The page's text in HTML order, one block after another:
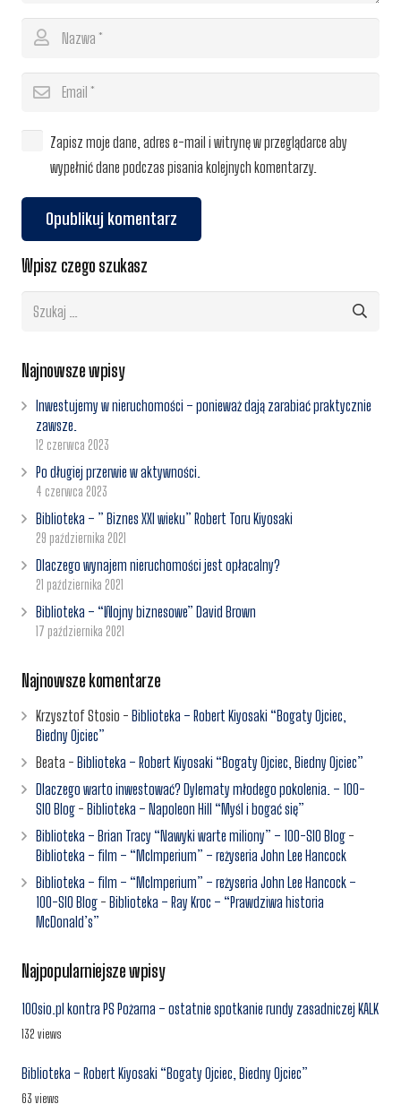
Zapisz moje dane, adres e-mail i witrynę w przeglądarce aby
wypełnić dane podczas pisania kolejnych komentarzy.
Opublikuj komentarz
Wpisz czego szukasz
Szukaj:
Najnowsze wpisy
Inwestujemy w nieruchomości – ponieważ dają zarabiać praktycznie
zawsze.
12 czerwca 2023
Po długiej przerwie w aktywności.
4 czerwca 2023
Biblioteka – ” Biznes XXI wieku” Robert Toru Kiyosaki
29 października 2021
Dlaczego wynajem nieruchomości jest opłacalny?
21 października 2021
Biblioteka – “Wojny biznesowe” David Brown
17 października 2021
Najnowsze komentarze
Krzysztof Stosio - Biblioteka – Robert Kiyosaki “Bogaty Ojciec,
Biedny Ojciec”
Beata - Biblioteka – Robert Kiyosaki “Bogaty Ojciec, Biedny Ojciec”
Dlaczego warto inwestować? Dylematy młodego pokolenia. – 100-
SIO Blog - Biblioteka – Napoleon Hill “Myśl i bogać się”
Biblioteka – Brian Tracy “Nawyki warte miliony” – 100-SIO Blog -
Biblioteka – film – “McImperium” – reżyseria John Lee Hancock
Biblioteka – film – “McImperium” – reżyseria John Lee Hancock –
100-SIO Blog - Biblioteka – Ray Kroc – “Prawdziwa historia
McDonald’s”
Najpopularniejsze wpisy
100sio.pl kontra PS Pożarna – ostatnie spotkanie rundy zasadniczej KALK
132 views
Biblioteka – Robert Kiyosaki “Bogaty Ojciec, Biedny Ojciec”
63 views